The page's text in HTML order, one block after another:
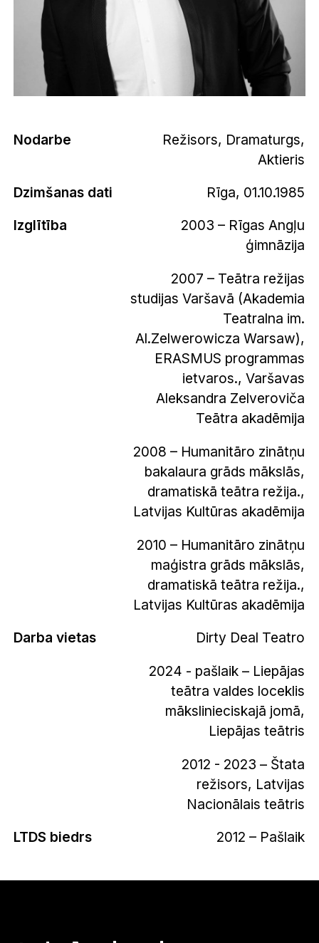
Nodarbe
Režisors, Dramaturgs,
Aktieris
Dzimšanas dati
Rīga, 01.10.1985
Izglītība
2003 – Rīgas Angļu
ģimnāzija
2007 – Teātra režijas
studijas Varšavā (Akademia
Teatralna im.
Al.Zelwerowicza Warsaw),
ERASMUS programmas
ietvaros., Varšavas
Aleksandra Zelveroviča
Teātra akadēmija
2008 – Humanitāro zinātņu
bakalaura grāds mākslās,
dramatiskā teātra režija.,
Latvijas Kultūras akadēmija
2010 – Humanitāro zinātņu
maģistra grāds mākslās,
dramatiskā teātra režija.,
Latvijas Kultūras akadēmija
Darba vietas
Dirty Deal Teatro
2024 - pašlaik – Liepājas
teātra valdes loceklis
mākslinieciskajā jomā,
Liepājas teātris
2012 - 2023 – Štata
režisors, Latvijas
Nacionālais teātris
LTDS biedrs
2012 – Pašlaik